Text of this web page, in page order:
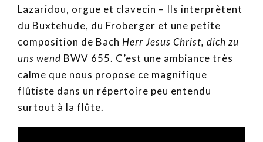
Lazaridou, orgue et clavecin – Ils interprètent
du Buxtehude, du Froberger et une petite
composition de Bach Herr Jesus Christ, dich zu
uns wend BWV 655. C’est une ambiance très
calme que nous propose ce magnifique
flûtiste dans un répertoire peu entendu
surtout à la flûte.